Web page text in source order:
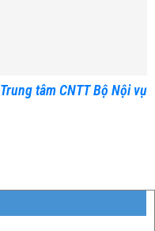
Trung tâm CNTT Bộ Nội vụ